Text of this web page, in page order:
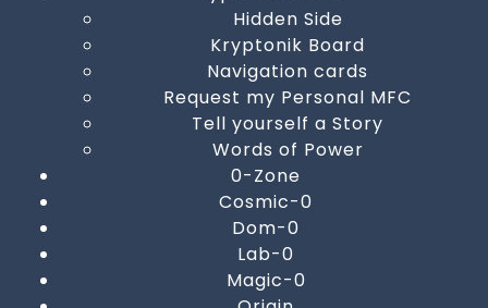
Hidden Side
Kryptonik Board
Navigation cards
Request my Personal MFC
Tell yourself a Story
Words of Power
0-Zone
Cosmic-0
Dom-0
Lab-0
Magic-0